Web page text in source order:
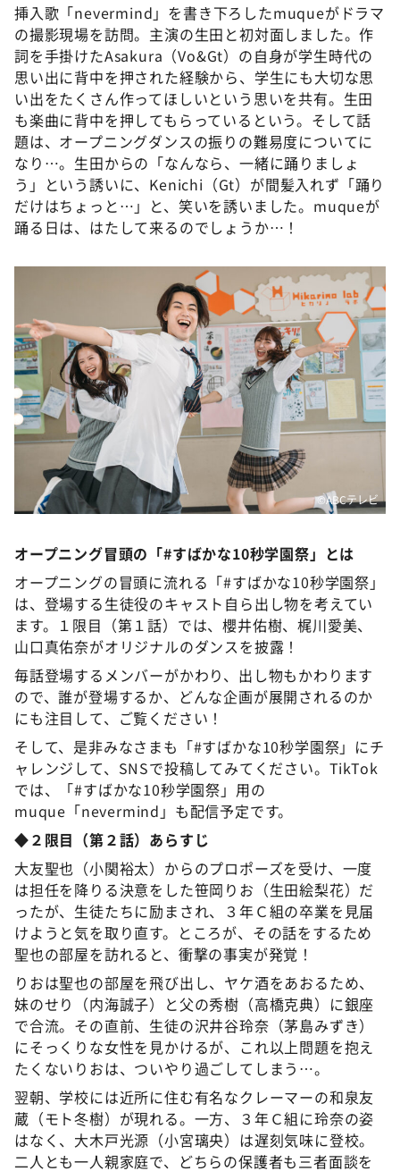
挿入歌「nevermind」を書き下ろしたmuqueがドラマ
の撮影現場を訪問。主演の生田と初対面しました。作
詞を手掛けたAsakura（Vo&Gt）の自身が学生時代の
思い出に背中を押された経験から、学生にも大切な思
い出をたくさん作ってほしいという思いを共有。生田
も楽曲に背中を押してもらっているという。そして話
題は、オープニングダンスの振りの難易度についてに
なり…。生田からの「なんなら、一緒に踊りましょ
う」という誘いに、Kenichi（Gt）が間髪入れず「踊り
だけはちょっと…」と、笑いを誘いました。muqueが
踊る日は、はたして来るのでしょうか…！
©ABCテレビ
オープニング冒頭の「#すばかな10秒学園祭」とは
オープニングの冒頭に流れる「#すばかな10秒学園祭」
は、登場する生徒役のキャスト自ら出し物を考えてい
ます。１限目（第１話）では、櫻井佑樹、梶川愛美、
山口真佑奈がオリジナルのダンスを披露！
毎話登場するメンバーがかわり、出し物もかわります
ので、誰が登場するか、どんな企画が展開されるのか
にも注目して、ご覧ください！
そして、是非みなさまも「#すばかな10秒学園祭」にチ
ャレンジして、SNSで投稿してみてください。TikTok
では、「#すばかな10秒学園祭」用の
muque「nevermind」も配信予定です。
◆２限目（第２話）あらすじ
大友聖也（小関裕太）からのプロポーズを受け、一度
は担任を降りる決意をした笹岡りお（生田絵梨花）だ
ったが、生徒たちに励まされ、３年Ｃ組の卒業を見届
けようと気を取り直す。ところが、その話をするため
聖也の部屋を訪れると、衝撃の事実が発覚！
りおは聖也の部屋を飛び出し、ヤケ酒をあおるため、
妹のせり（内海誠子）と父の秀樹（高橋克典）に銀座
で合流。その直前、生徒の沢井谷玲奈（茅島みずき）
にそっくりな女性を見かけるが、これ以上問題を抱え
たくないりおは、ついやり過ごしてしまう…。
翌朝、学校には近所に住む有名なクレーマーの和泉友
蔵（モト冬樹）が現れる。一方、３年Ｃ組に玲奈の姿
はなく、大木戸光源（小宮璃央）は遅刻気味に登校。
二人とも一人親家庭で、どちらの保護者も三者面談を